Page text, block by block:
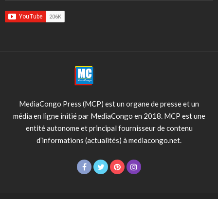
MediaCongo Press (MCP) est un organe de presse et un
média en ligne initié par MediaCongo en 2018. MCP est une
entité autonome et principal fournisseur de contenu
d’informations (actualités) à mediacongo.net.